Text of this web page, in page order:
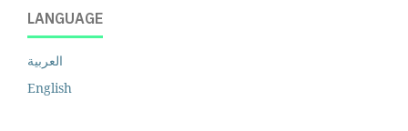
LANGUAGE
العربية
English